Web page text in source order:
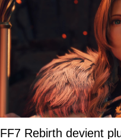
FF7 Rebirth devient